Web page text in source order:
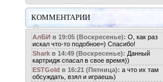
КОММЕНТАРИИ
АлБИ в 19:05 (Воскресенье): О, как раз
искал что-то подобное=) Спасибо!
Shark в 14:49 (Воскресенье): Данный
картридж спасал в свое время))
ESTGold в 16:21 (Пятница): а что их там
обсуждать, взял и играешь)